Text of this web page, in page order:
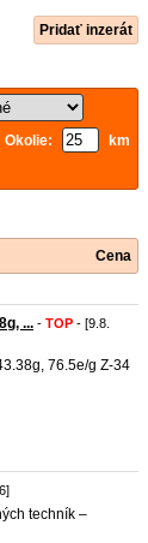
Pridať inzerát
Okolie:
km
Cena
... - TOP - [9.8.
76.5e/g Z-34
techník –